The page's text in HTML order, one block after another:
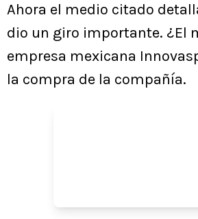
Ahora el medio citado
dio un giro importante. ¿El
empresa mexicana
la compra de la compañía.